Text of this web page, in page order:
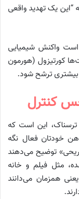
یک تهدید واقعی
واکنش شیمیایی
کورتیزول (هورمون
ترشح شود.
کنترل
این است که
خودتان فعال نگه
توضیح می‌دهند
مثل فیلم و خانه
همزمان می‌دانند